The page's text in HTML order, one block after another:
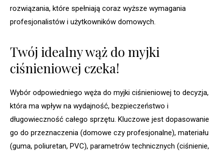
rozwiązania, które spełniają coraz wyższe wymagania
profesjonalistów i użytkowników domowych.
Twój idealny wąż do myjki
ciśnieniowej czeka!
Wybór odpowiedniego węża do myjki ciśnieniowej to decyzja,
która ma wpływ na wydajność, bezpieczeństwo i
długowieczność całego sprzętu. Kluczowe jest dopasowanie
go do przeznaczenia (domowe czy profesjonalne), materiału
(guma, poliuretan, PVC), parametrów technicznych (ciśnienie,